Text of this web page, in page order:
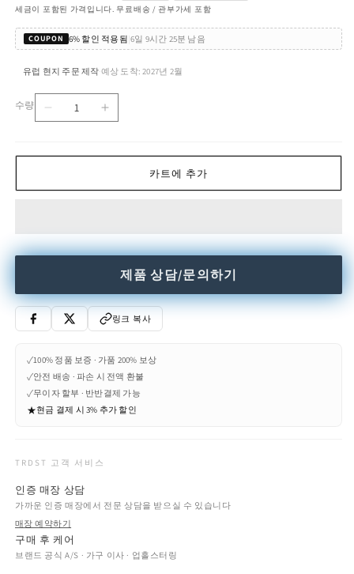
세금이 포함된 가격입니다. 무료배송 / 관부가세 포함
COUPON 6% 할인 적용됨 |6일 9시간 25분 남음
유럽 현지 주문 제작 예상 도착: 2027년 2월
수량
PERRY
임
PERRY
림
카트에 추가
제품 상담/문의하기
링크 복사
✓100% 정품 보증 · 가품 200% 보상
✓안전 배송 · 파손 시 전액 환불
✓무이자 할부 · 반반결제 가능
★현금 결제 시 3% 추가 할인
TRDST 고객 서비스
인증 매장 상담
가까운 인증 매장에서 전문 상담을 받으실 수 있습니다
매장 예약하기
구매 후 케어
브랜드 공식 A/S · 가구 이사 · 업홀스터링